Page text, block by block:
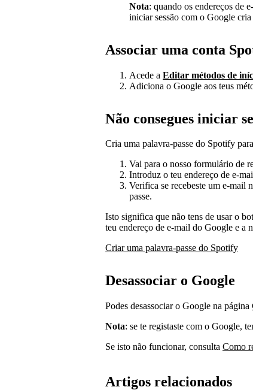
Nota: quando os endereços de
iniciar sessão com o Google
Associar uma conta
Acede a Editar métodos de
Adiciona o Google aos teus
Não consegues iniciar
Cria uma palavra-passe do Spotify
Vai para o nosso formulário de
Introduz o teu endereço de e-
Verifica se recebeste um e-mail
passe.
Isto significa que não tens de usar o
teu endereço de e-mail do Google e a
Criar uma palavra-passe do Spotify
Desassociar o Google
Podes desassociar o Google na página
Nota: se te registaste com o Google,
Se isto não funcionar, consulta Como
Artigos relacionados